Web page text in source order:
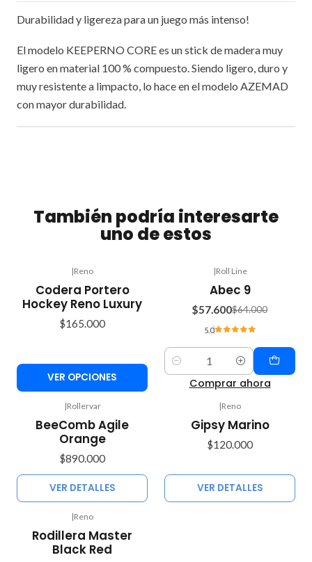
Durabilidad y ligereza para un juego más intenso!
El modelo KEEPERNO CORE es un stick de madera muy
ligero en material 100 % compuesto. Siendo ligero, duro y
muy resistente a limpacto, lo hace en el modelo AZEMAD
con mayor durabilidad.
También podría interesarte
uno de estos
|Reno
Codera Portero
Hockey Reno Luxury
$165.000
VER OPCIONES
|Roll Line
Abec 9
$57.600$64.000
5.0
Cantidad
Comprar ahora
|Rollervar
BeeComb Agile
Orange
$890.000
VER DETALLES
|Reno
Gipsy Marino
$120.000
VER DETALLES
|Reno
Rodillera Master
Black Red